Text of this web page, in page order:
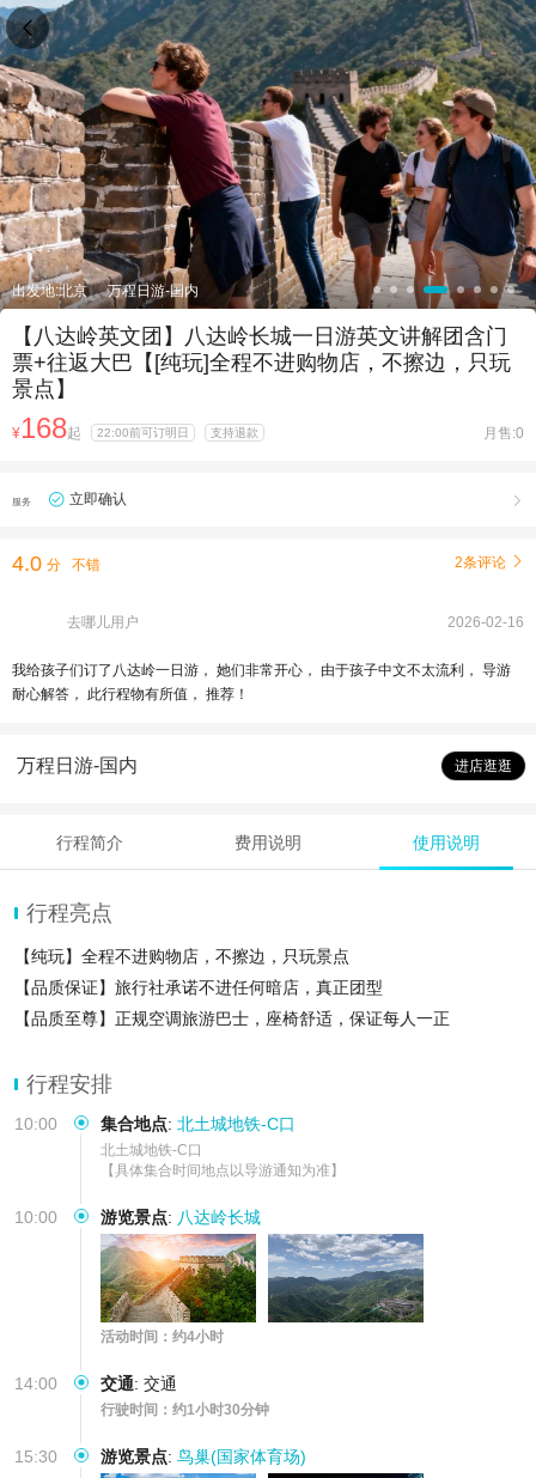
出发地:北京 万程日游-国内
【八达岭英文团】八达岭长城一日游英文讲解团含门
票+往返大巴【[纯玩]全程不进购物店，不擦边，只玩
景点】
¥168起 22:00前可订明日 支持退款 月售:0
服务 立即确认 
4.0 分 不错 2条评论 
去哪儿用户 2026-02-16
我给孩子们订了八达岭一日游， 她们非常开心， 由于孩子中文不太流利， 导游
耐心解答， 此行程物有所值， 推荐！
万程日游-国内 进店逛逛
行程简介 费用说明 使用说明
行程亮点
【纯玩】全程不进购物店，不擦边，只玩景点
【品质保证】旅行社承诺不进任何暗店，真正团型
【品质至尊】正规空调旅游巴士，座椅舒适，保证每人一正
行程安排
10:00 集合地点: 北土城地铁-C口
北土城地铁-C口
【具体集合时间地点以导游通知为准】
10:00 游览景点: 八达岭长城
活动时间：约4小时
14:00 交通: 交通
行驶时间：约1小时30分钟
15:30 游览景点: 鸟巢(国家体育场)
